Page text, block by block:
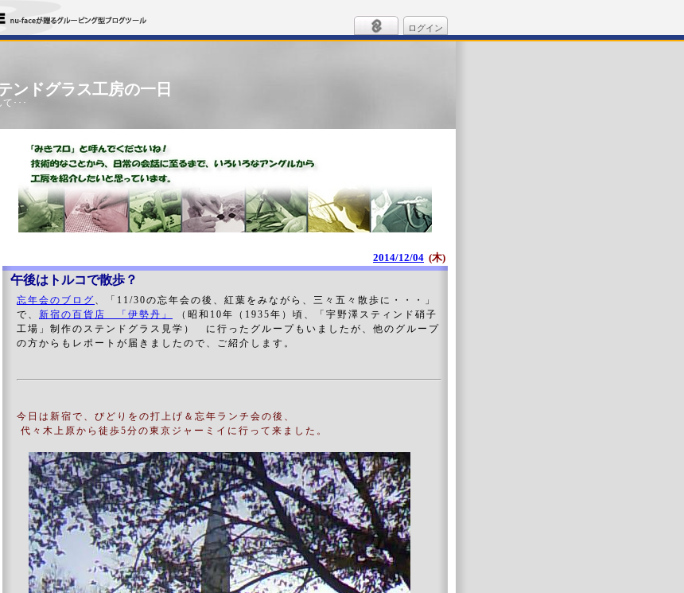
ログイン
ンドグラス工房の一日
･･･
2014/12/04 (木)
午後はトルコで散歩？
忘年会のブログ 、「11/30の忘年会の後、紅葉をみながら、三々五々散歩に・・・」
で、 新宿の百貨店 「伊勢丹」
（昭和10年（1935年）頃、「宇野澤スティンド硝子
工場」制作のステンドグラス見学） に行ったグループもいましたが、他のグループ
の方からもレポートが届きましたので、ご紹介します。
今日は新宿で、びどりをの打上げ＆忘年ランチ会の後、
代々木上原から徒歩5分の東京ジャーミイに行って来ました。